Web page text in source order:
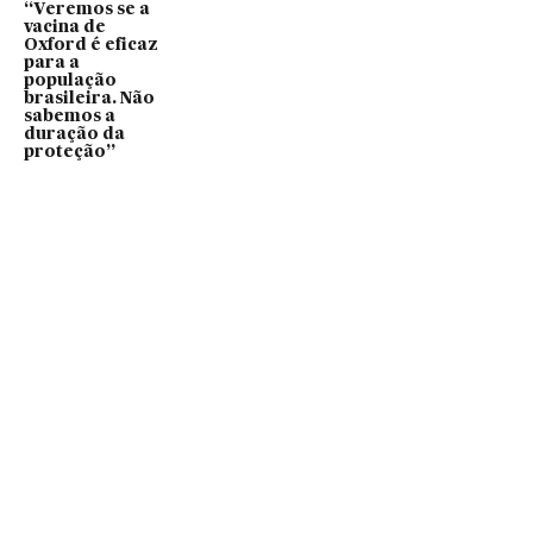
“Veremos se a
vacina de
Oxford é eficaz
para a
população
brasileira. Não
sabemos a
duração da
proteção”